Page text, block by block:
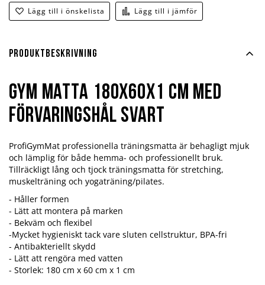
Lägg till i önskelista Lägg till i jämför
Produktbeskrivning
Gym Matta 180x60x1 cm med
förvaringshål Svart
ProfiGymMat professionella träningsmatta är behagligt mjuk
och lämplig för både hemma- och professionellt bruk.
Tillräckligt lång och tjock träningsmatta för stretching,
muskelträning och yogaträning/pilates.
- Håller formen
- Lätt att montera på marken
- Bekväm och flexibel
-Mycket hygieniskt tack vare sluten cellstruktur, BPA-fri
- Antibakteriellt skydd
- Lätt att rengöra med vatten
- Storlek: 180 cm x 60 cm x 1 cm